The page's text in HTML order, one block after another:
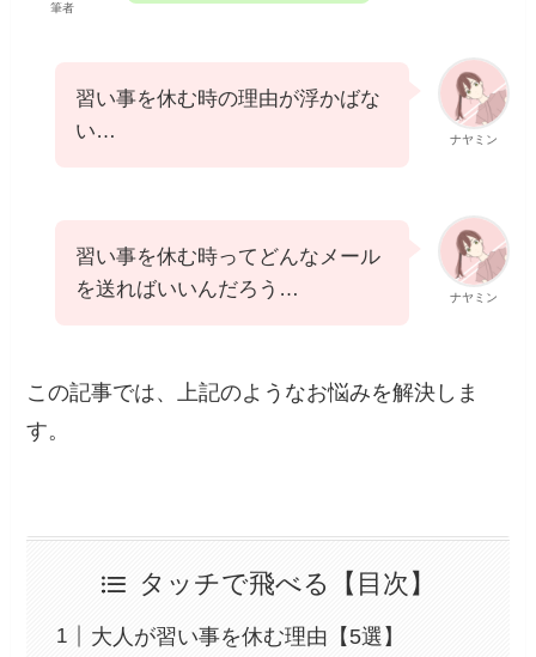
筆者
ナヤミン
習い事を休む時の理由が浮かばな
い…
ナヤミン
習い事を休む時ってどんなメール
を送ればいいんだろう…
この記事では、上記のようなお悩みを解決しま
す。
タッチで飛べる【目次】
大人が習い事を休む理由【5選】